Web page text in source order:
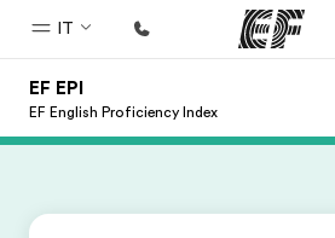
IT
Homepage
EF EPI
EF English Proficiency Index